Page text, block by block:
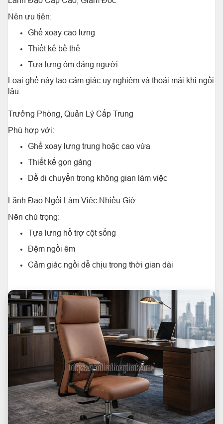
Nên ưu tiên:
Ghế xoay cao lưng
Thiết kế bề thế
Tựa lưng ôm dáng người
Loại ghế này tạo cảm giác uy nghiêm và thoải mái khi ngồi
lâu.
Trưởng Phòng, Quản Lý Cấp Trung
Phù hợp với:
Ghế xoay lưng trung hoặc cao vừa
Thiết kế gọn gàng
Dễ di chuyển trong không gian làm việc
Lãnh Đạo Ngồi Làm Việc Nhiều Giờ
Nên chú trọng:
Tựa lưng hỗ trợ cột sống
Đệm ngồi êm
Cảm giác ngồi dễ chịu trong thời gian dài